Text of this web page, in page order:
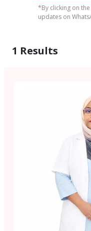
*By clicking on
updates on
1 Results